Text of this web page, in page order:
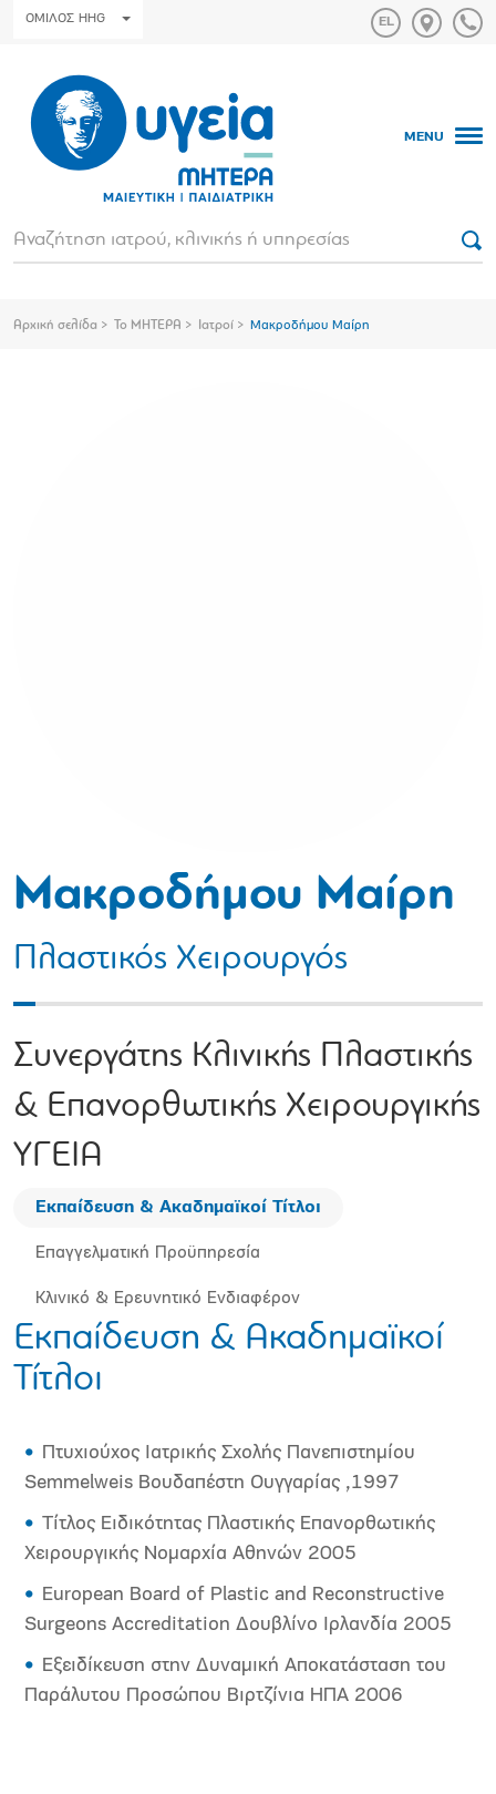
ΟΜΙΛΟΣ HHG
MENU
Αρχική σελίδα Το ΜΗΤΕΡΑ Ιατροί Μακροδήμου Μαίρη
Μακροδήμου Μαίρη
Πλαστικός Χειρουργός
Συνεργάτης Κλινικής Πλαστικής
& Επανορθωτικής Χειρουργικής
ΥΓΕΙΑ
Εκπαίδευση & Ακαδημαϊκοί Τίτλοι
Επαγγελματική Προϋπηρεσία
Κλινικό & Ερευνητικό Ενδιαφέρον
Εκπαίδευση & Ακαδημαϊκοί
Τίτλοι
Πτυχιούχος Ιατρικής Σχολής Πανεπιστημίου
Semmelweis Βουδαπέστη Ουγγαρίας ,1997
Τίτλος Ειδικότητας Πλαστικής Επανορθωτικής
Χειρουργικής Νομαρχία Αθηνών 2005
European Board of Plastic and Reconstructive
Surgeons Accreditation Δουβλίνο Ιρλανδία 2005
Εξειδίκευση στην Δυναμική Αποκατάσταση του
Παράλυτου Προσώπου Βιρτζίνια ΗΠΑ 2006